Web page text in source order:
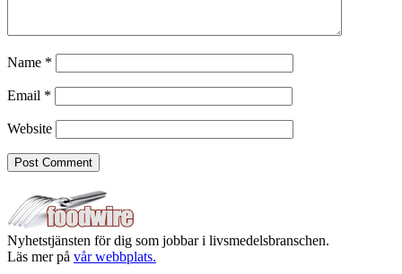
Name *
Email *
Website
Nyhetstjänsten för dig som jobbar i livsmedelsbranschen.
Läs mer på vår webbplats.